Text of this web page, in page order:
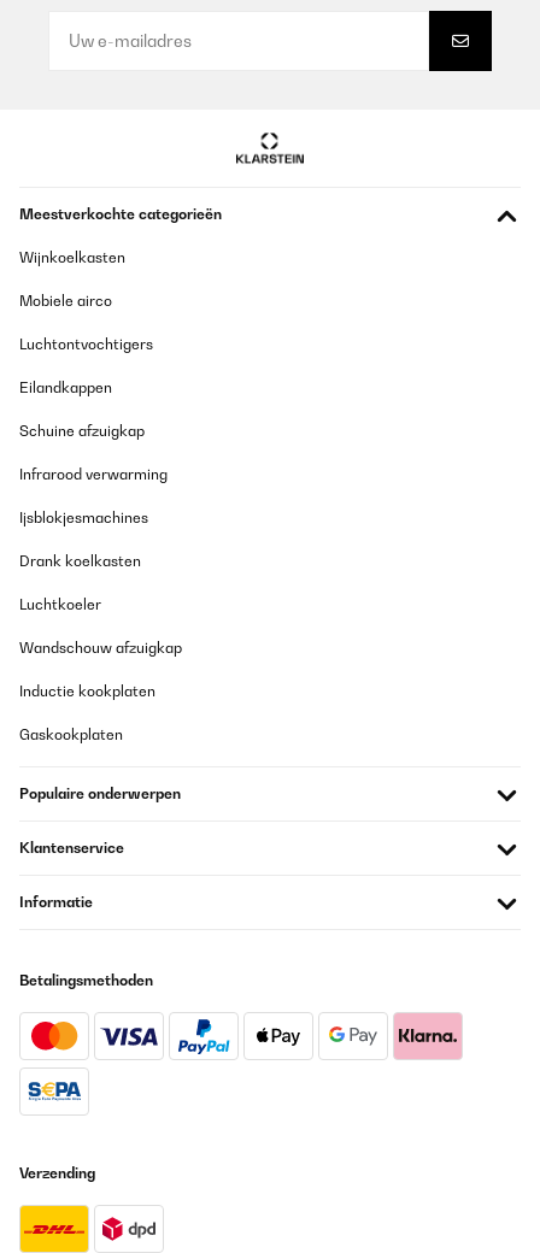
Meestverkochte categorieën
Wijnkoelkasten
Mobiele airco
Luchtontvochtigers
Eilandkappen
Schuine afzuigkap
Infrarood verwarming
Ijsblokjesmachines
Drank koelkasten
Luchtkoeler
Wandschouw afzuigkap
Inductie kookplaten
Gaskookplaten
Populaire onderwerpen
Klantenservice
Informatie
Betalingsmethoden
Verzending